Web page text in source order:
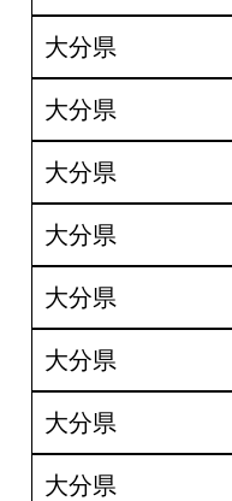
大分県
大分県
大分県
大分県
大分県
大分県
大分県
大分県